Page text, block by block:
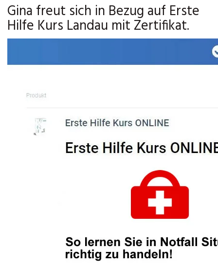
Gina freut sich in Bezug auf Erste
Hilfe Kurs Landau mit Zertifikat.